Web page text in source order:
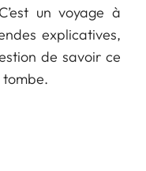
un voyage à
explicatives,
de savoir ce
tombe.